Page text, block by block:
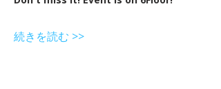
続きを読む >>